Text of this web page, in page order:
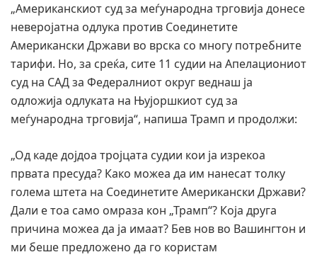
„Американскиот суд за меѓународна трговија донесе
неверојатна одлука против Соединетите
Американски Држави во врска со многу потребните
тарифи. Но, за среќа, сите 11 судии на Апелациониот
суд на САД за Федералниот округ веднаш ја
одложија одлуката на Њујоршкиот суд за
меѓународна трговија“, напиша Трамп и продолжи:
„Од каде дојдоа тројцата судии кои ја изрекоа
првата пресуда? Како можеа да им нанесат толку
голема штета на Соединетите Американски Држави?
Дали е тоа само омраза кон „Трамп“? Која друга
причина можеа да ја имаат? Бев нов во Вашингтон и
ми беше предложено да го користам